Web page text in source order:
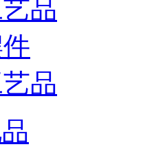
品
品